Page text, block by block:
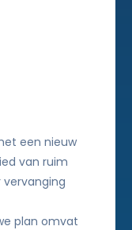
een nieuw
van ruim
plan omvat